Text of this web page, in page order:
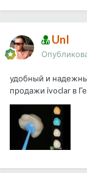
UnI
удобный и
продажи ivoclar в